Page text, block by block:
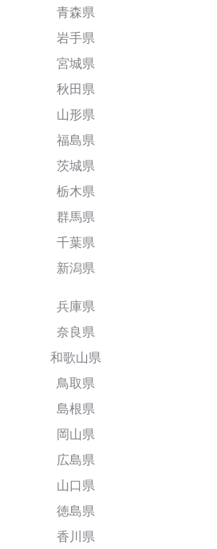
青森県
岩手県
宮城県
秋田県
山形県
福島県
茨城県
栃木県
群馬県
千葉県
新潟県
兵庫県
奈良県
和歌山県
鳥取県
島根県
岡山県
広島県
山口県
徳島県
香川県